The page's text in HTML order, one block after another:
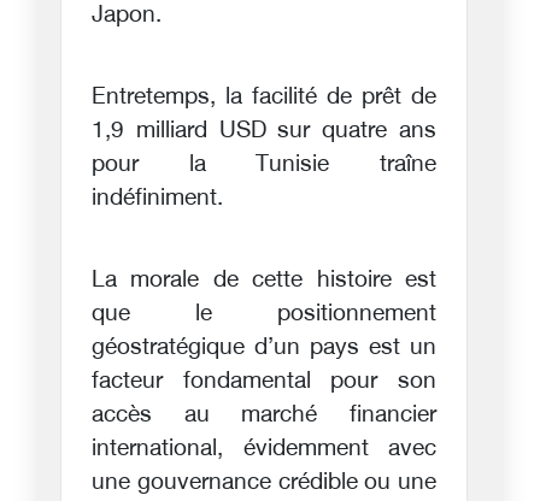
Japon.
Entretemps, la facilité de prêt de
1,9 milliard USD sur quatre ans
pour la Tunisie traîne
indéfiniment.
La morale de cette histoire est
que le positionnement
géostratégique d’un pays est un
facteur fondamental pour son
accès au marché financier
international, évidemment avec
une gouvernance crédible ou une